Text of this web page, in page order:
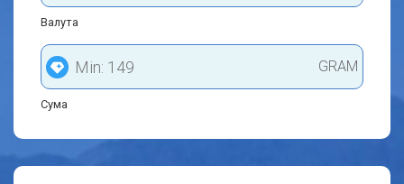
Валута
GRAM
Сума